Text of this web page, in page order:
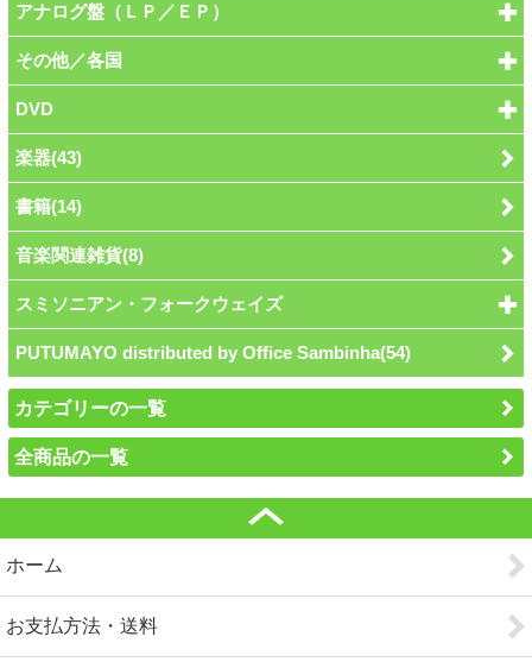
アナログ盤（ＬＰ／ＥＰ）
その他／各国
DVD
楽器(43)
書籍(14)
音楽関連雑貨(8)
スミソニアン・フォークウェイズ
PUTUMAYO distributed by Office Sambinha(54)
カテゴリーの一覧
全商品の一覧
ホーム
お支払方法・送料